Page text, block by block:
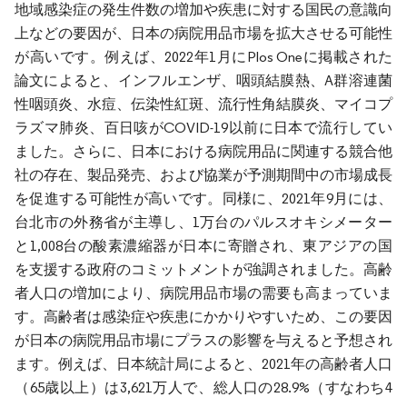
地域感染症の発生件数の増加や疾患に対する国民の意識向
上などの要因が、日本の病院用品市場を拡大させる可能性
が高いです。例えば、2022年1月にPlos Oneに掲載された
論文によると、インフルエンザ、咽頭結膜熱、A群溶連菌
性咽頭炎、水痘、伝染性紅斑、流行性角結膜炎、マイコプ
ラズマ肺炎、百日咳がCOVID-19以前に日本で流行してい
ました。さらに、日本における病院用品に関連する競合他
社の存在、製品発売、および協業が予測期間中の市場成長
を促進する可能性が高いです。同様に、2021年9月には、
台北市の外務省が主導し、1万台のパルスオキシメーター
と1,008台の酸素濃縮器が日本に寄贈され、東アジアの国
を支援する政府のコミットメントが強調されました。高齢
者人口の増加により、病院用品市場の需要も高まっていま
す。高齢者は感染症や疾患にかかりやすいため、この要因
が日本の病院用品市場にプラスの影響を与えると予想され
ます。例えば、日本統計局によると、2021年の高齢者人口
（65歳以上）は3,621万人で、総人口の28.9%（すなわち4